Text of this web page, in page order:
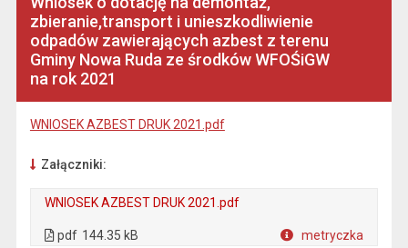
zbieranie,transport i unieszkodliwienie
odpadów zawierających azbest z terenu
Gminy Nowa Ruda ze środków WFOŚiGW
na rok 2021
WNIOSEK AZBEST DRUK 2021.pdf
Załączniki:
WNIOSEK AZBEST DRUK 2021.pdf
pdf 144.35 kB metryczka